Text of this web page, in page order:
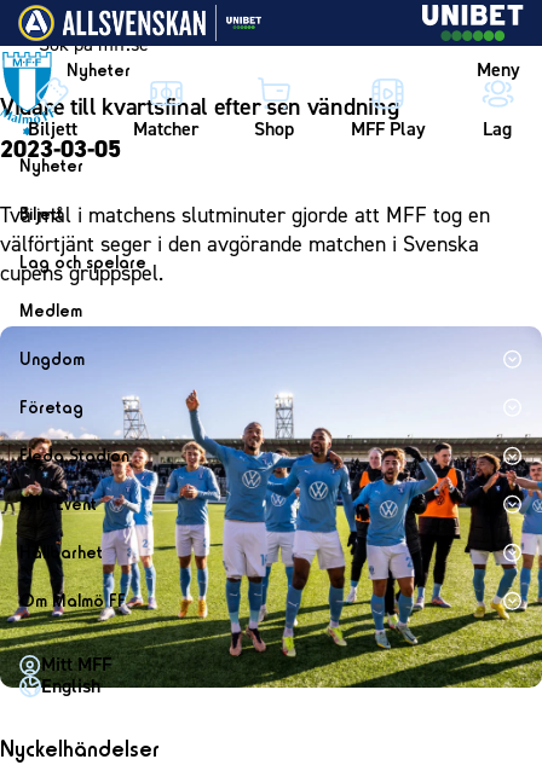
Vidare till innehållet
Nyheter Meny
Biljett Matcher Shop MFF Play Lag
Nyheter
Nyheter
Kalender
Biljett
Biljett
Årskort herr
Årskort dam
Mitt MFF
Biljetter till bortamatcher
Biljettvillkor
Lag och spelare
Lag
Spelare
Ledarstab
Damlaget
Spelare
Ledarstab
Medlem
Medlemskap i Malmö FF
Ungdom
MFF Ungdom
Sommarfotboll
Skånecupen
Fotbollsskolan
Fotbollsnätverket
P19
F19
P17
F17
Malmö Trophy
Företag
Bli företagspartner
Nätverket
Klubbstolar
Partner dam
Eleda Stadion
Eleda Stadion
Erics Bar & Restaurang
Matchdag på Eleda Stadion
MFF-museet & rundvandringar
1910 Event
1910 Event
Fest & Event
Konferens
Möte
Mässa
Sommarfest
Hållbarhet
Hållbarhet
Himmelsblå framtid – en match för miljön
MFF i samhället
Nattfotboll
Om Malmö FF
Om Malmö FF
Kontakt
Historik – herrlaget
Mitt MFF
English
Vidare till kvartsfinal efter sen vändning
2023-03-05
Två mål i matchens slutminuter gjorde att MFF tog en
välförtjänt seger i den avgörande matchen i Svenska
cupens gruppspel.
Nyckelhändelser